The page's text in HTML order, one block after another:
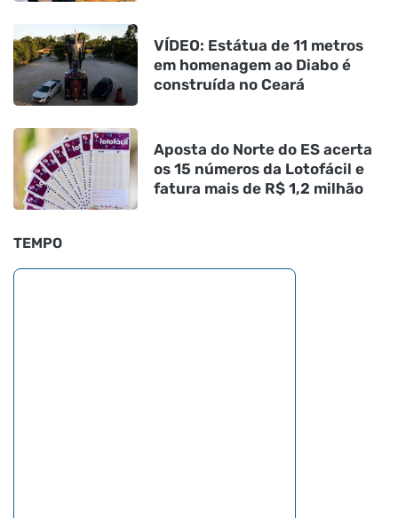
VÍDEO: Estátua de 11 metros
em homenagem ao Diabo é
construída no Ceará
Aposta do Norte do ES acerta
os 15 números da Lotofácil e
fatura mais de R$ 1,2 milhão
TEMPO